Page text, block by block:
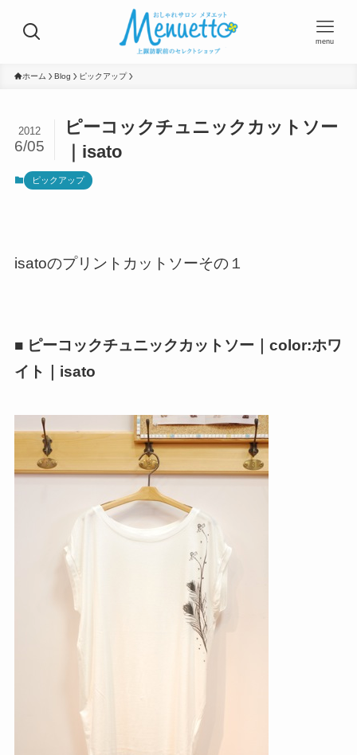
menu
ホーム Blog ピックアップ
ピーコックチュニックカットソー
｜isato
2012
6/05
ピックアップ
isatoのプリントカットソーその１
■ ピーコックチュニックカットソー｜color:ホワ
イト｜isato